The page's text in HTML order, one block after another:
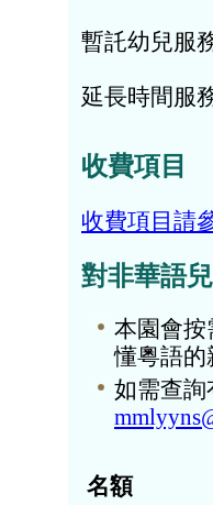
暫託幼兒服
延長時間服
收費項目
收費項目請
對非華語
本園會按
懂粵語的
如需查詢
名額